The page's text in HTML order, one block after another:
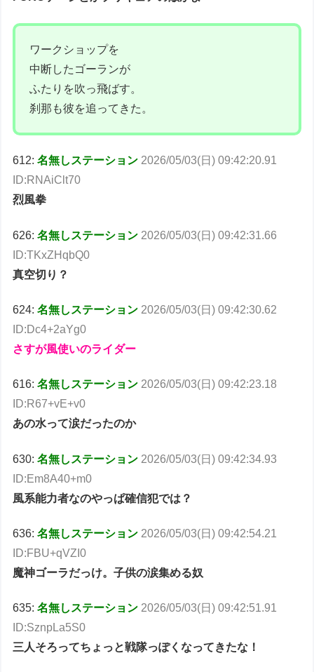
ワークショップを
中断したゴーランが
ふたりを吹っ飛ばす。
刹那も彼を追ってきた。
612:名無しステーション 2026/05/03(日) 09:42:20.91
ID:RNAiClt70
烈風拳
626:名無しステーション 2026/05/03(日) 09:42:31.66
ID:TKxZHqbQ0
真空切り？
624:名無しステーション 2026/05/03(日) 09:42:30.62
ID:Dc4+2aYg0
さすが風使いのライダー
616:名無しステーション 2026/05/03(日) 09:42:23.18
ID:R67+vE+v0
あの水って涙だったのか
630:名無しステーション 2026/05/03(日) 09:42:34.93
ID:Em8A40+m0
風系能力者なのやっぱ確信犯では？
636:名無しステーション 2026/05/03(日) 09:42:54.21
ID:FBU+qVZI0
魔神ゴーラだっけ。子供の涙集める奴
635:名無しステーション 2026/05/03(日) 09:42:51.91
ID:SznpLa5S0
三人そろってちょっと戦隊っぽくなってきたな！